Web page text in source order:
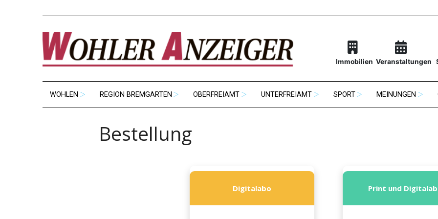
Immobilien Veranstaltungen
WOHLEN REGION BREMGARTEN OBERFREIAMT UNTERFREIAMT SPORT MEINUNGEN